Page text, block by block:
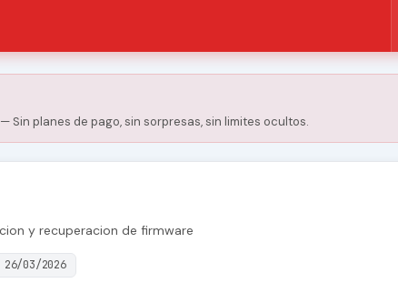
— Sin planes de pago, sin sorpresas, sin limites ocultos.
y recuperacion de firmware
26/03/2026